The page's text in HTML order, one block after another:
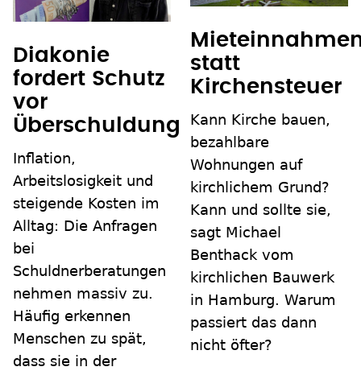
Diakonie
fordert Schutz
vor
Überschuldung
Inflation,
Arbeitslosigkeit und
steigende Kosten im
Alltag: Die Anfragen
bei
Schuldnerberatungen
nehmen massiv zu.
Häufig erkennen
Menschen zu spät,
dass sie in der
statt
Kirchensteuer
Kann Kirche bauen,
bezahlbare
Wohnungen auf
kirchlichem Grund?
Kann und sollte sie,
sagt Michael
Benthack vom
kirchlichen Bauwerk
in Hamburg. Warum
passiert das dann
nicht öfter?